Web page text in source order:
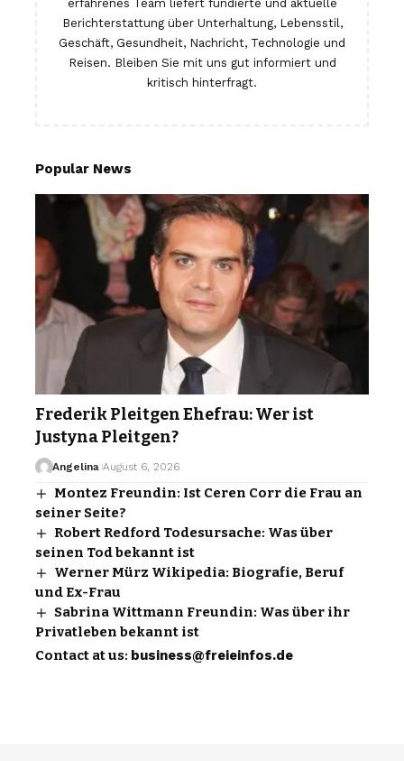
erfahrenes Team liefert fundierte und aktuelle
Berichterstattung über Unterhaltung, Lebensstil,
Geschäft, Gesundheit, Nachricht, Technologie und
Reisen. Bleiben Sie mit uns gut informiert und
kritisch hinterfragt.
Popular News
Frederik Pleitgen Ehefrau: Wer ist
Justyna Pleitgen?
Angelina August 6, 2026
Montez Freundin: Ist Ceren Corr die Frau an
seiner Seite?
Robert Redford Todesursache: Was über
seinen Tod bekannt ist
Werner Mürz Wikipedia: Biografie, Beruf
und Ex-Frau
Sabrina Wittmann Freundin: Was über ihr
Privatleben bekannt ist
Contact at us: business@freieinfos.de